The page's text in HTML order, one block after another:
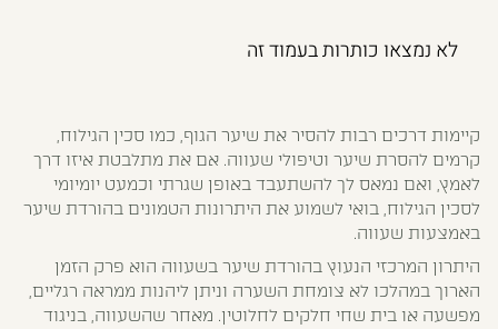
לא נמצאו כותרות בעמוד זה
קיימות דרכים רבות להסיר את שיער הגוף, כמו סכין הגילוח,
קרמים להסרת שיער וטיפולי שעווה. אם את מתלבטת איזו דרך
לאמץ, ואם נמאס לך להשתעבד באופן שגרתי וכמעט יומיומי
לסכין הגילוח, בואי לשמוע את היתרונות הטמונים בהורדת שיער
באמצעות שעווה.
היתרון המרכזי הנעוץ בהורדת שיער בשעווה הוא פרק הזמן
הארוך במהלכו לא צומחת השערה וניתן ליהנות ממראה רגליים,
מפשעה או בית שחי חלקים לחלוטין. מאחר שהשעווה, בניגוד